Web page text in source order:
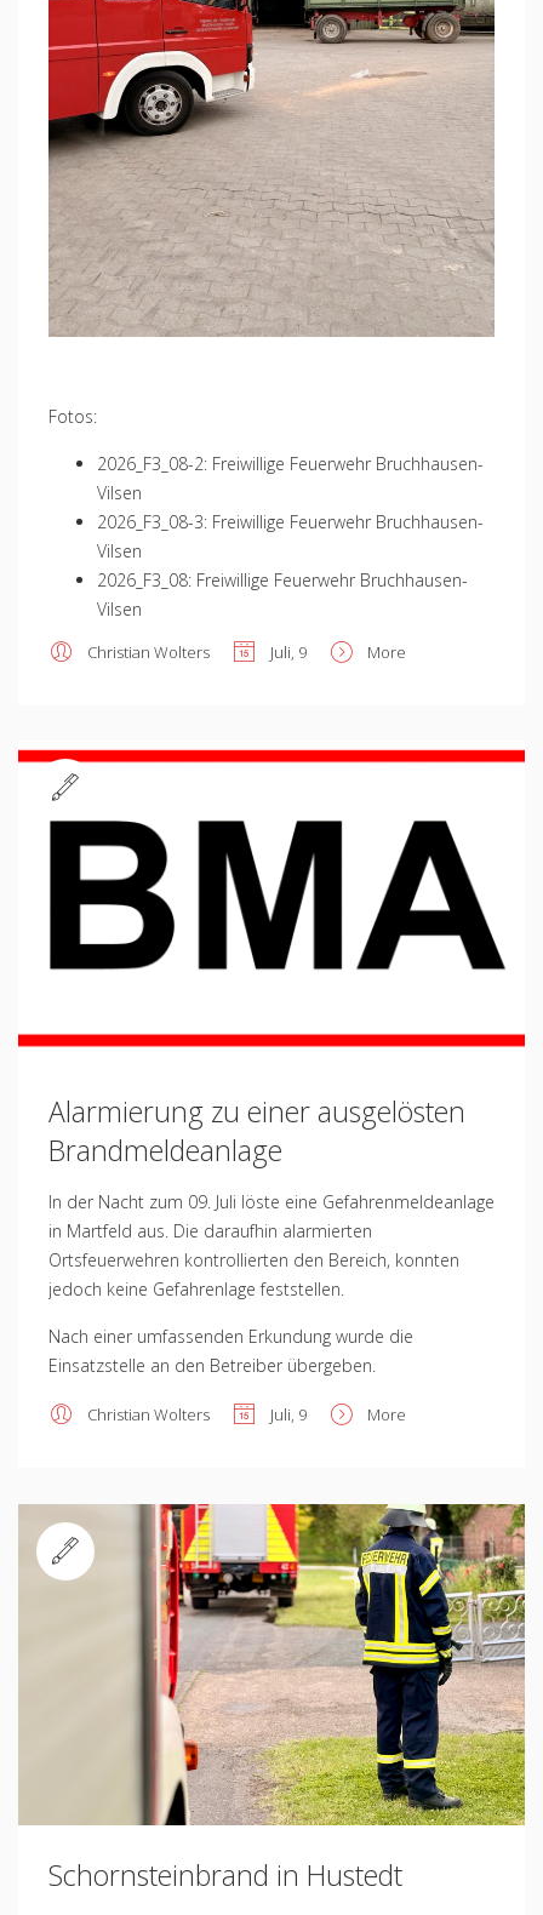
Fotos:
2026_F3_08-2: Freiwillige Feuerwehr Bruchhausen-
Vilsen
2026_F3_08-3: Freiwillige Feuerwehr Bruchhausen-
Vilsen
2026_F3_08: Freiwillige Feuerwehr Bruchhausen-
Vilsen
Christian Wolters Juli, 9 More
Standard
Alarmierung zu einer ausgelösten
Brandmeldeanlage
In der Nacht zum 09. Juli löste eine Gefahrenmeldeanlage
in Martfeld aus. Die daraufhin alarmierten
Ortsfeuerwehren kontrollierten den Bereich, konnten
jedoch keine Gefahrenlage feststellen.
Nach einer umfassenden Erkundung wurde die
Einsatzstelle an den Betreiber übergeben.
Christian Wolters Juli, 9 More
Schornsteinbrand in Hustedt